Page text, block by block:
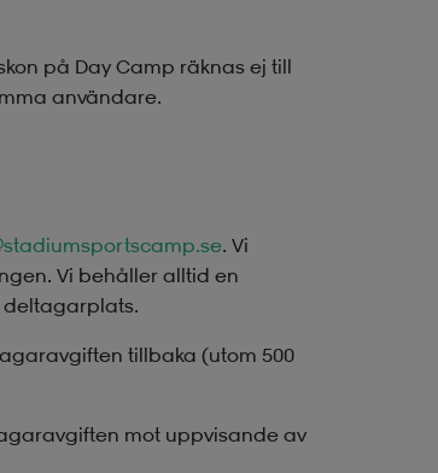
på Day Camp räknas ej till
användare.
. Vi
Vi behåller alltid en
deltagarplats.
tillbaka (utom 500
mot uppvisande av